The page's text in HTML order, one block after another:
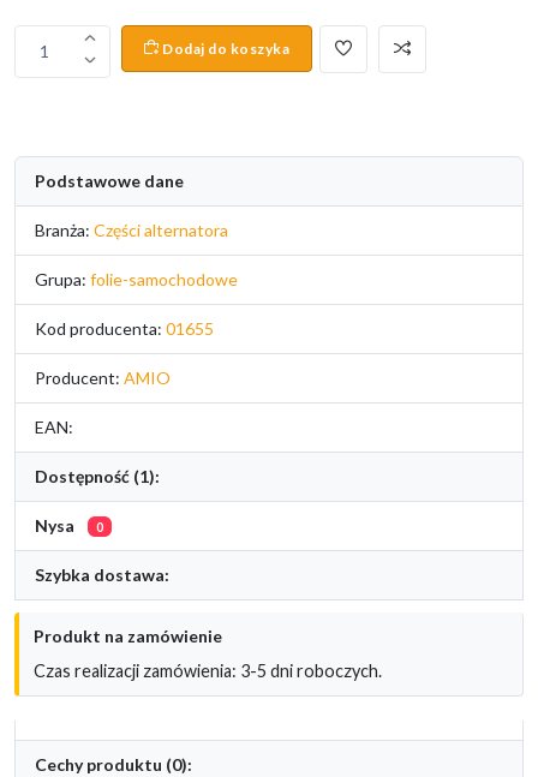
1 Dodaj do koszyka
Podstawowe dane
Branża: Części alternatora
Grupa: folie-samochodowe
Kod producenta: 01655
Producent: AMIO
EAN:
Dostępność (1):
Nysa 0
Szybka dostawa:
Produkt na zamówienie
Czas realizacji zamówienia: 3-5 dni roboczych.
Cechy produktu (0):